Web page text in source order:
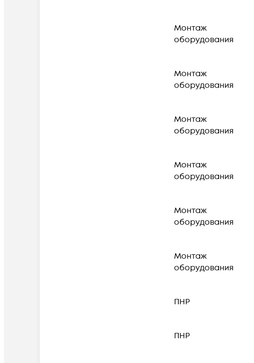
Монтаж
оборудования
Монтаж
оборудования
Монтаж
оборудования
Монтаж
оборудования
Монтаж
оборудования
Монтаж
оборудования
ПНР
ПНР